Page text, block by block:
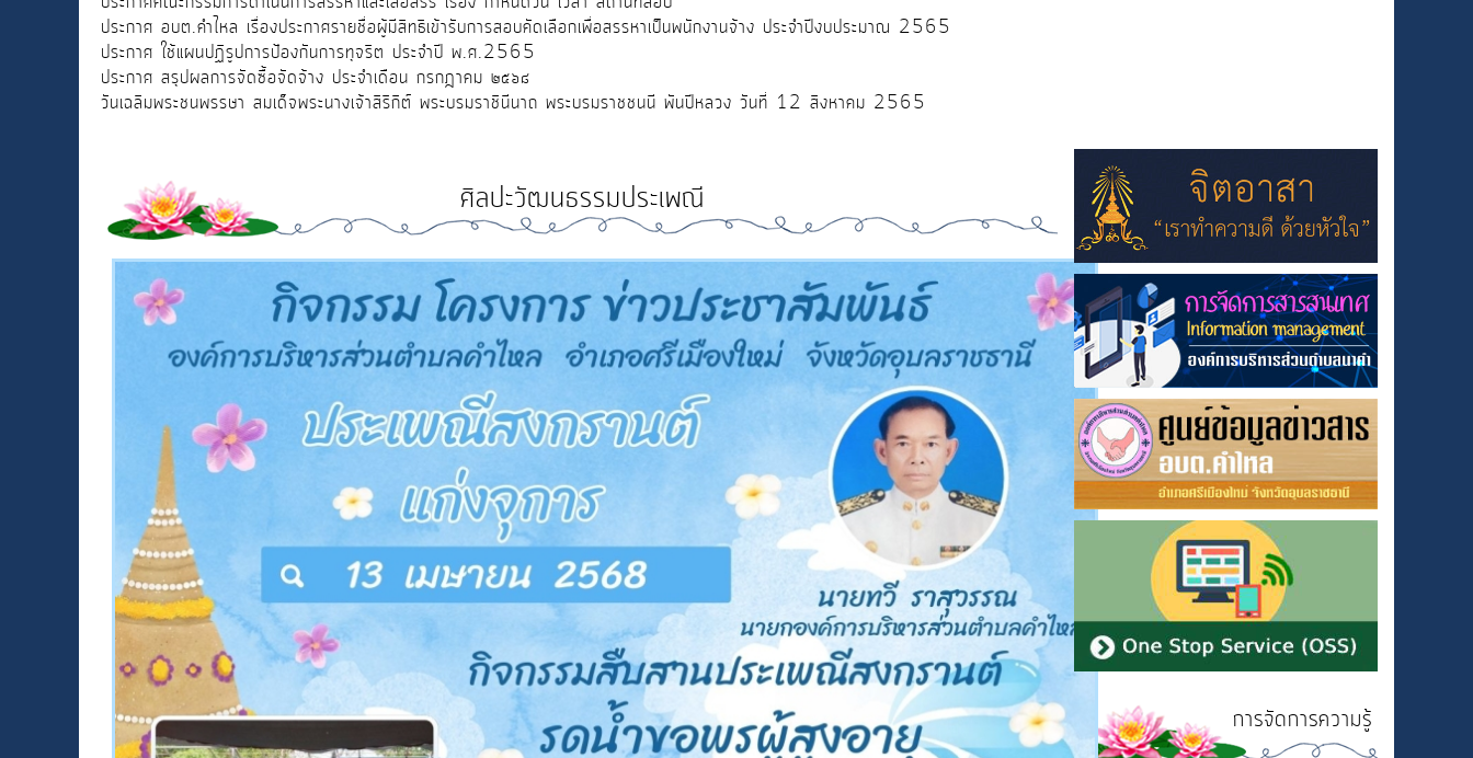
ประกาศ อบต.คำไหล เรื่องประกาศรายชื่อผู้มีสิทธิเข้ารับการสอบคัดเลือกเพื่อสรรหาเป็นพนักงานจ้าง ประจำปีงบประมาณ 2565
ประกาศ ใช้แผนปฏิรูปการป้องกันการทุจริต ประจำปี พ.ศ.2565
ประกาศ สรุปผลการจัดซื้อจัดจ้าง ประจำเดือน กรกฎาคม ๒๕๖๘
วันเฉลิมพระชนพรรษา สมเด็จพระนางเจ้าสิริกิต์ พระบรมราชินีนาถ พระบรมราชชนนี พันปีหลวง วันที่ 12 สิงหาคม 2565
ศิลปะวัฒนธรรมประเพณี
การจัดการความรู้